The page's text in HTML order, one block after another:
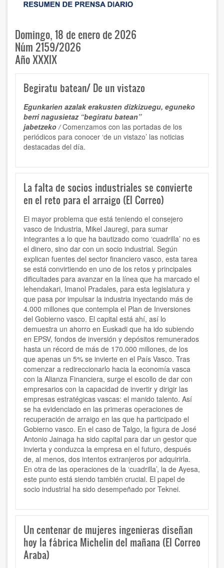
Domingo, 18 de enero de 2026
Núm 2159/2026
Año XXXIX
Begiratu batean/ De un vistazo
Egunkarien azalak erakusten dizkizuegu, eguneko
berri nagusietaz “begiratu batean”
jabetzeko /Comenzamos con las portadas de los
periódicos para conocer ‘de un vistazo’ las noticias
destacadas del día.
La falta de socios industriales se convierte
en el reto para el arraigo (El Correo)
El mayor problema que está teniendo el consejero
vasco de Industria, Mikel Jauregi, para sumar
integrantes a lo que ha bautizado como ‘cuadrilla’ no es
el dinero, sino dar con un socio industrial. Según
explican fuentes del sector financiero vasco, esta tarea
se está convirtiendo en uno de los retos y principales
dificultades para avanzar en la línea que ha marcado el
lehendakari, Imanol Pradales, para esta legislatura y
que pasa por impulsar la industria inyectando más de
4.000 millones que contempla el Plan de Inversiones
del Gobierno vasco. El capital está ahí, así lo
demuestra un ahorro en Euskadi que ha ido subiendo
en EPSV, fondos de inversión y depósitos remunerados
hasta un récord de más de 170.000 millones, de los
que apenas un 5% se invierte en el País Vasco. Tras
comenzar a redireccionarlo hacia la economía vasca
con la Alianza Financiera, surge el escollo de dar con
empresarios con la capacidad de invertir y dirigir las
empresas estratégicas vascas: el manido talento. Así
se ha evidenciado en las primeras operaciones de
recuperación de arraigo en las que ha participado el
Gobierno vasco. En el caso de Talgo, la figura de José
Antonio Jainaga ha sido capital para dar un gestor que
invierta y conduzca la empresa en el futuro, después
de, al menos, dos intentos extranjeros por adquirirla.
En otra de las operaciones de la ‘cuadrilla’, la de Ayesa,
este punto está siendo también crucial. El papel de
socio industrial ha sido desempeñado por Teknei.
Un centenar de mujeres ingenieras diseñan
hoy la fábrica Michelin del mañana (El Correo
Araba)